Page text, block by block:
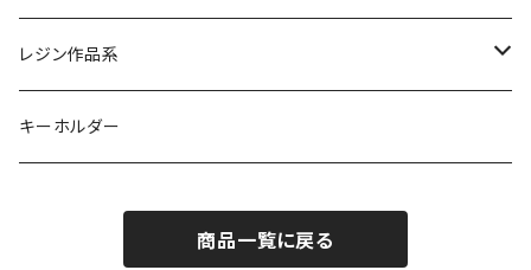
レジン作品系
レジンリング
キーホルダー
商品一覧に戻る